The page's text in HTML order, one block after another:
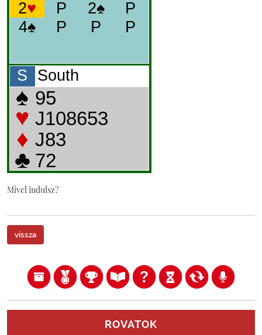
Mivel indulsz?
vissza
ROVATOK